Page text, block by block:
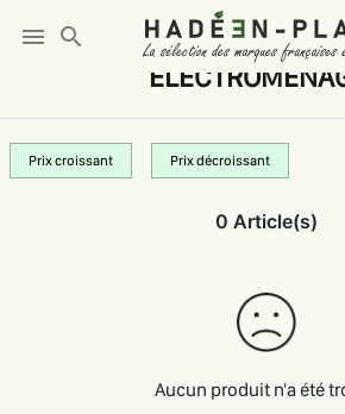
menu search
Prix croissant Prix décroissant
0 Article(s)
Aucun produit n'a été